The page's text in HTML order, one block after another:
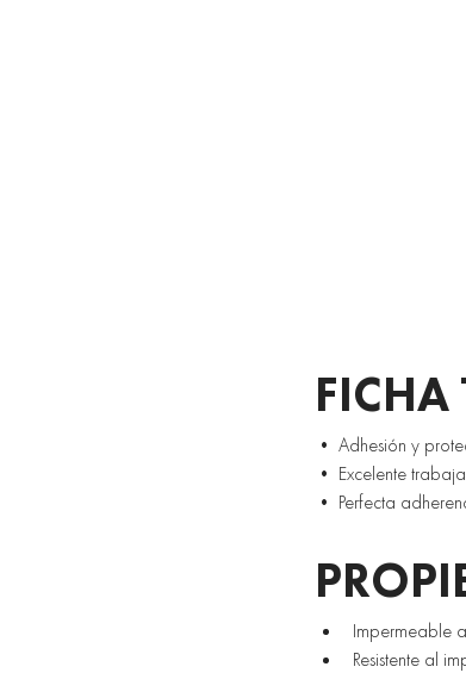
FICHA
• Adhesión y
• Excelente
• Perfecta
Impermeable
Resistente al